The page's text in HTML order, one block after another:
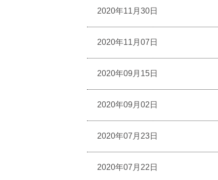
2020年11月30日
2020年11月07日
2020年09月15日
2020年09月02日
2020年07月23日
2020年07月22日